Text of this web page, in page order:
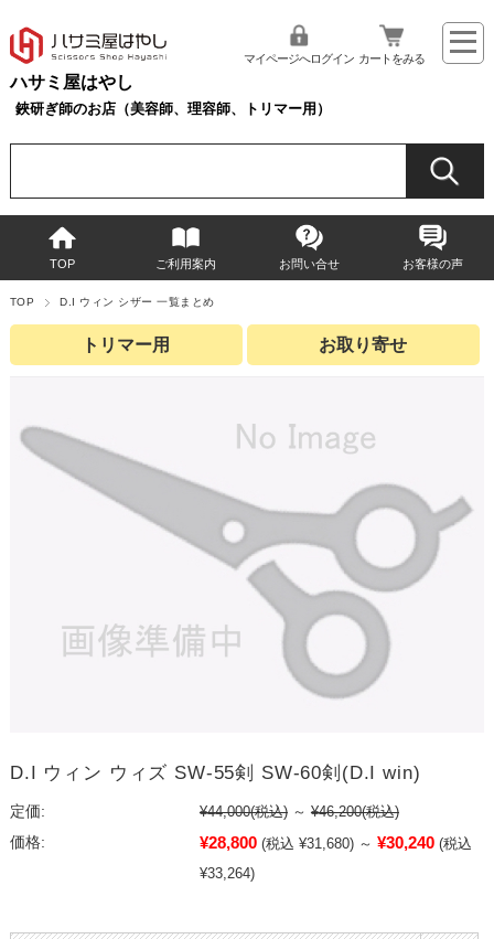
ハサミ屋はやし
鋏研ぎ師のお店（美容師、理容師、トリマー用）
マイページへログイン カートをみる
TOP ご利用案内 お問い合せ お客様の声
TOP D.I ウィン シザー 一覧まとめ
トリマー用 お取り寄せ
D.I ウィン ウィズ SW-55剣 SW-60剣(D.I win)
定価: ¥44,000(税込) ～ ¥46,200(税込)
価格:
¥28,800 (税込 ¥31,680) ～ ¥30,240 (税込
¥33,264)